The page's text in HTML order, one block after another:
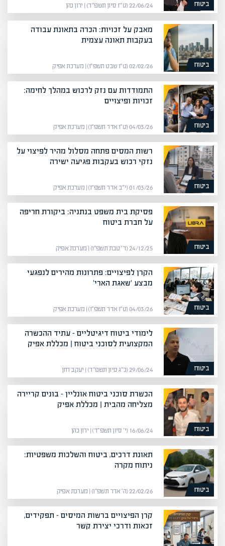
ביטוח 22/06/24 (ט״ז סיון תשפ״ד) | ירון כהן
ביטוח
מאבק על זכויות: הכרה בתאונת עבודה
בעקבות תאונה עצמית
02/02/26 (ט״ו שבט תשפ״ו) | מערכת אפיק
ביטוח
התמודדות עם נזק לרכוש במהלך לחימה:
זכויות ופיצויים
04/03/26 (ט״ו אדר תשפ״ו) | מערכת אפיק
ביטוח
רשות המסים פתחה מסלול מהיר לפיצוי על
נזקי רכוש בעקבות פגיעה ישירה
01/03/26 (י״ב אדר תשפ״ו) | מערכת אפיק
ביטוח
פסיקת בית משפט בנתניה: ביקורת חריפה
על חברת ביטוח
24/12/25 (ד׳ טבת תשפ״ו) | מערכת אפיק
ביטוח
הקרן לפיצויים: פתרונות מהירים לנפגעי
מבצע 'שאגת הארי'
04/03/26 (ט״ו אדר תשפ״ו) | מערכת אפיק
ביטוח
לימודי ביטוח דיגיטליים – עתיד ההכשרה
המקצועית לסוכני ביטוח | מכללת אפיק
29/06/24 (כ״ג סיון תשפ״ד) | יעקב חזן
ביטוח
הכשרת סוכני ביטוח אונליין – בונים קריירה
מצליחה מהבית | מכללת אפיק
16/06/24 (י׳ סיון תשפ״ד) | ירון כהן
ביטוח
תאונת דרכים, ביטוח והשלכות משפטיות:
ניתוח מקרה
22/02/26 (ה׳ אדר תשפ״ו) | מערכת אפיק
קרן הפיצויים ברשות המיסים – תפקידים,
זכאות ודרכי יצירת קשר